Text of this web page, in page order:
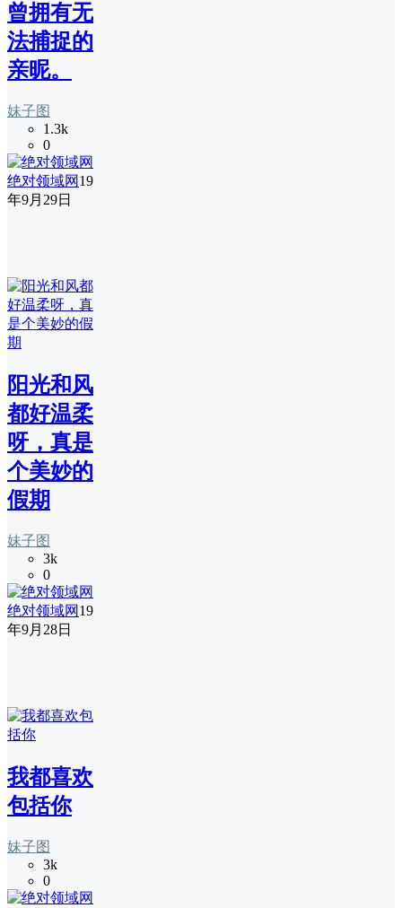
曾拥有无
法捕捉的
亲昵。
妹子图
1.3k
0
绝对领域网 19
年9月29日
阳光和风
都好温柔
呀，真是
个美妙的
假期
妹子图
3k
0
绝对领域网 19
年9月28日
我都喜欢
包括你
妹子图
3k
0